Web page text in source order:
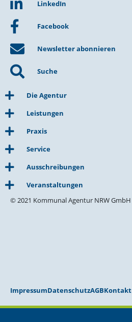
LinkedIn
Facebook
Newsletter abonnieren
Suche
Die Agentur
Leistungen
Praxis
Service
Ausschreibungen
Veranstaltungen
© 2021 Kommunal Agentur NRW GmbH
ImpressumDatenschutzAGBKontakt